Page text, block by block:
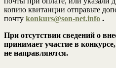
копию квитанции отправьте
почту konkurs@son-net.info .
При отсутствии сведений о
принимает участие в
не направляются.